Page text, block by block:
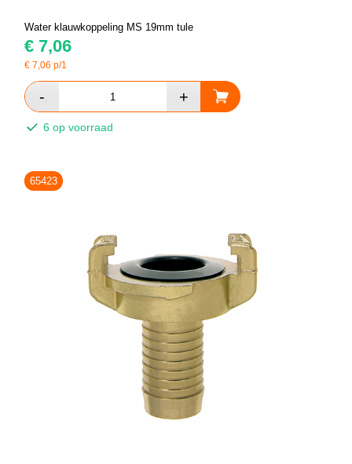
Water klauwkoppeling MS 19mm tule
€ 7,06
€7,06 p/1
6 op voorraad
65423